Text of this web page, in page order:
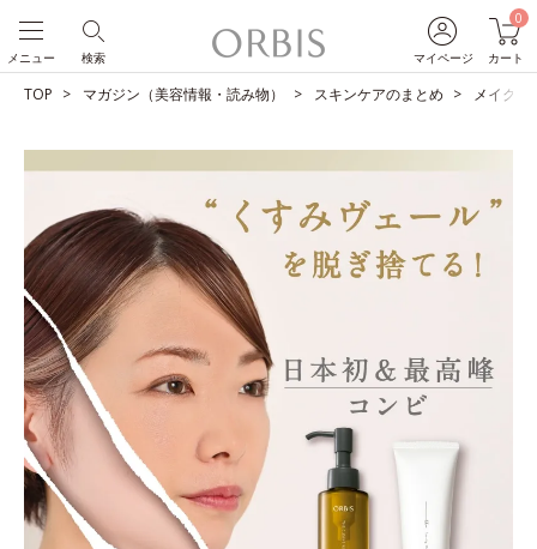
マイページ
0
カート
検索
メニュー
TOP マガジン（美容情報・読み物） スキンケアのまとめ メイクも